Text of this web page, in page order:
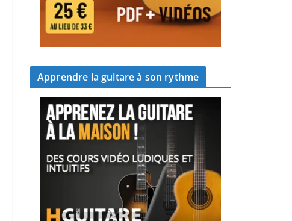
Apprendre la guitare à son rythme